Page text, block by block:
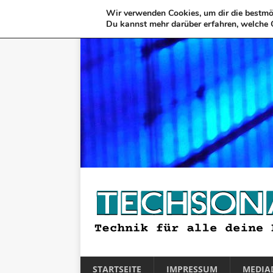
STARTSEITE IMPRESSUM
Wir verwenden Cookies, um dir die
Du kannst mehr darüber erfahren,